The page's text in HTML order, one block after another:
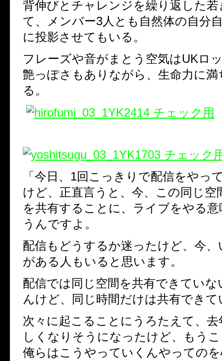
背伸びとチャレンジを繰り返した
て、メンバー3人とも自然体の自分
に投影させてもいる。
フレーズや音がまとう空気はUKロ
艶っぽさもありながら、生命力に
る。
「今日、1回こっきりで配信をやっ
けど、正直言うと、今、この同じ空
を共有することに、ライブをやる
うんですよ。
配信もどうするか迷ったけど、今
がある人もいると思います。
配信では同じ空間を共有できてい
んけど、同じ時間だけは共有でき
次々に起こることにうろたえて、
しくなりそうになったけど、もう
俺らはこうやっていくんやっての